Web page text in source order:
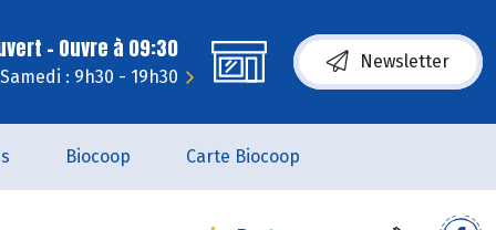
- Ouvre à 09:30
Samedi : 9h30 - 19h30
Newsletter
Biocoop Carte Biocoop